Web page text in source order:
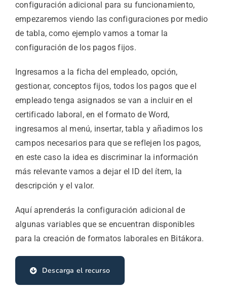
configuración adicional para su funcionamiento,
empezaremos viendo las configuraciones por medio
de tabla, como ejemplo vamos a tomar la
configuración de los pagos fijos.
Ingresamos a la ficha del empleado, opción,
gestionar, conceptos fijos, todos los pagos que el
empleado tenga asignados se van a incluir en el
certificado laboral, en el formato de Word,
ingresamos al menú, insertar, tabla y añadimos los
campos necesarios para que se reflejen los pagos,
en este caso la idea es discriminar la información
más relevante vamos a dejar el ID del ítem, la
descripción y el valor.
Aquí aprenderás la configuración adicional de
algunas variables que se encuentran disponibles
para la creación de formatos laborales en Bitákora.
Descarga el recurso